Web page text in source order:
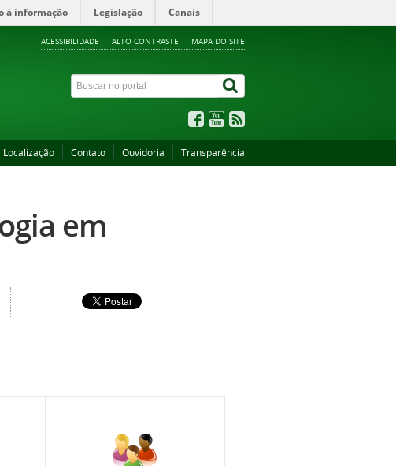
à informação Legislação Canais
ACESSIBILIDADE ALTO CONTRASTE MAPA DO SITE
Localização Contato Ouvidoria Transparência
em